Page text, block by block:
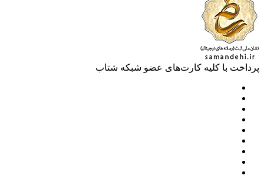
با کلیه کارت‌های عضو شبکه شتاب